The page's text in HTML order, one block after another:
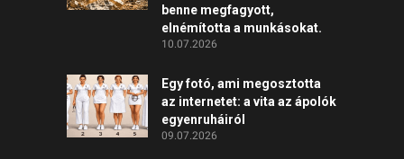
benne megfagyott,
elnémította a munkásokat.
10.07.2026
Egy fotó, ami megosztotta
az internetet: a vita az ápolók
egyenruháiról
09.07.2026